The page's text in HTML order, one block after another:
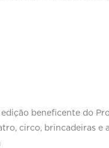
beneficente do
circo, brincadeiras e